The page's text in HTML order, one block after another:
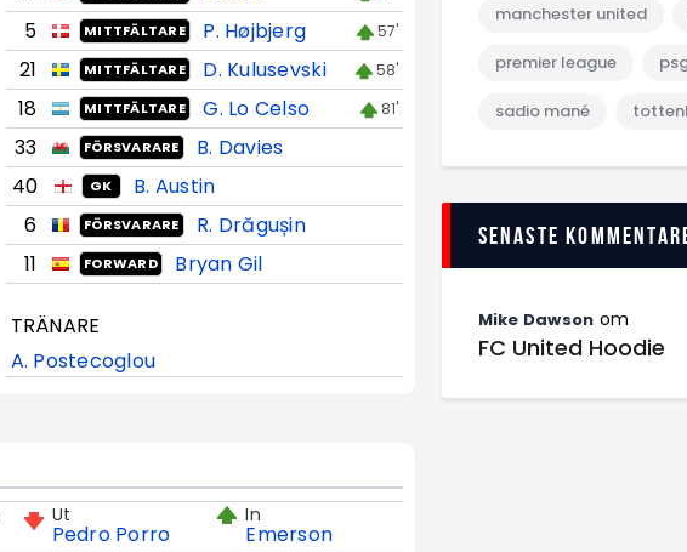
5 MITTFÄLTARE P. Højbjerg 57'
21 MITTFÄLTARE D. Kulusevski 58'
18 MITTFÄLTARE G. Lo Celso 81'
33 FÖRSVARARE
B. Davies
40
GK
B. Austin
6
FÖRSVARARE
R. Drăgușin
11
FORWARD Bryan Gil
TRÄNARE
A. Postecoglou
Ut
Pedro Porro
In
Emerson
manchester united
premier league
sadio mané
Senaste
Mike Dawson om
FC United Hoodie